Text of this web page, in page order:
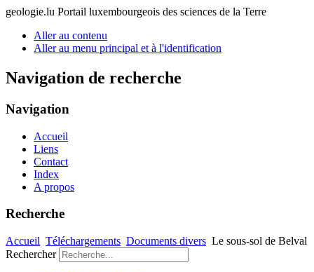
geologie.lu Portail luxembourgeois des sciences de la Terre
Aller au contenu
Aller au menu principal et à l'identification
Navigation de recherche
Navigation
Accueil
Liens
Contact
Index
A propos
Recherche
Accueil Téléchargements Documents divers Le sous-sol de Belval
Rechercher